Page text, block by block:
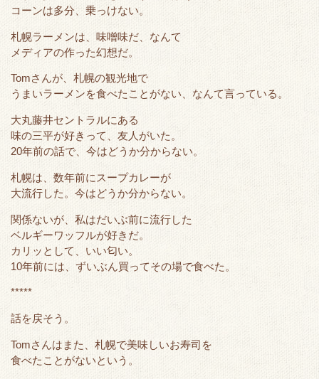
コーンは多分、乗っけない。
札幌ラーメンは、味噌味だ、なんて
メディアの作った幻想だ。
Tomさんが、札幌の観光地で
うまいラーメンを食べたことがない、なんて言っている。
大丸藤井セントラルにある
味の三平が好きって、友人がいた。
20年前の話で、今はどうか分からない。
札幌は、数年前にスープカレーが
大流行した。今はどうか分からない。
関係ないが、私はだいぶ前に流行した
ベルギーワッフルが好きだ。
カリッとして、いい匂い。
10年前には、ずいぶん買ってその場で食べた。
*****
話を戻そう。
Tomさんはまた、札幌で美味しいお寿司を
食べたことがないという。